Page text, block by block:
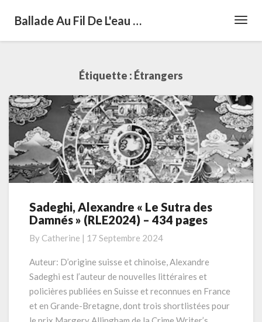
Ballade Au Fil De L'eau …
Étiquette : Étrangers
Sadeghi,
Alexandre
Sutra
des
(RLE2024)
–
434
Sadeghi, Alexandre « Le Sutra des
Damnés » (RLE2024) – 434 pages
By Catherine | 17 Septembre 2024
Auteur: D’origine suisse et chinoise, Alexandre
Sadeghi est l’auteur de nouvelles littéraires et
policières publiées en Suisse et reconnues en France
et en Grande-Bretagne, dont trois shortlistées pour